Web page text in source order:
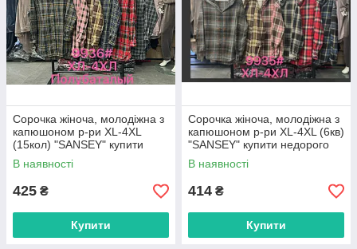
Сорочка жіноча, молодіжна з
капюшоном р-ри XL-4XL
(15кол) "SANSEY" купити
недорого від прямого
постачальника
В наявності
425 ₴
Купити
Сорочка жіноча, молодіжна з
капюшоном р-ри XL-4XL (6кв)
"SANSEY" купити недорого
від прямого постачальника
В наявності
414 ₴
Купити